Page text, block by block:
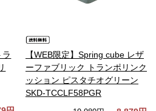
ラ
【WEB限定】Spring cube レザ
ーファブリック トランポリンク
ッション ピスタチオグリーン
SKD-TCCLF58PGR